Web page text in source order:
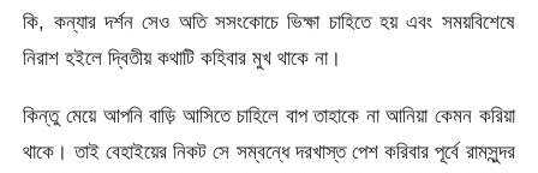
কি, কন্যার দর্শন সেও অতি সসংকোচে ভিক্ষা চাহিতে হয় এবং সময়বিশেষে
নিরাশ হইলে দ্বিতীয় কথাটি কহিবার মুখ থাকে না।
কিন্তু মেয়ে আপনি বাড়ি আসিতে চাহিলে বাপ তাহাকে না আনিয়া কেমন করিয়া
থাকে। তাই বেহাইয়ের নিকট সে সম্বন্ধে দরখাস্ত পেশ করিবার পূর্বে রামসুন্দর